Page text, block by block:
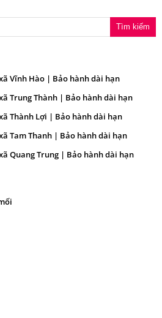
Vĩnh Hào | Bảo hành dài hạn
Trung Thành | Bảo hành dài hạn
Thành Lợi | Bảo hành dài hạn
Tam Thanh | Bảo hành dài hạn
Quang Trung | Bảo hành dài hạn